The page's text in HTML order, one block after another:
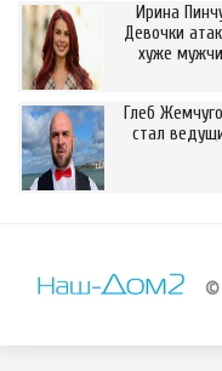
Ирина
Девочки
хуже
Глеб
стал
©